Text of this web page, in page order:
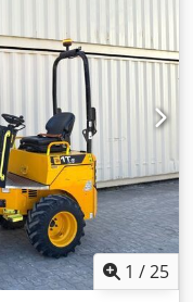
1 /25